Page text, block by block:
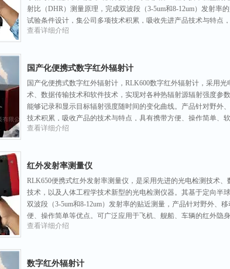
射比（DHR）测量原理，完成双波段（3-5um和8-12um）发射率
试验条件设计，集公司多项技术积累，吸收先进产品技术与特点
点，测量结果保存在SD卡中。
查看详细介绍
国产化便携式数字红外辐射计
国产化便携式数字红外辐射计，RLK600数字红外辐射计，采用
术、数据传输技术和软件技术，实现对各种热辐射源辐射强度参
能够记录和显示目标辐射强度随时间的变化曲线。产品针对野外
技术积累，吸收产品的技术与特点，具有携带方便、操作简单、
点。
查看详细介绍
红外发射率测量仪
RLK650便携式红外发射率测量仪，是采用先进的光电检测技术
技术，以及人体工程学技术新型的光电检测仪器。其基于定向半
双波段（3-5um和8-12um）发射率的贴近测量，产品针对野外、
便、操作简单等优点。可广泛应用于飞机、舰船、车辆的红外隐身
查看详细介绍
数字红外辐射计